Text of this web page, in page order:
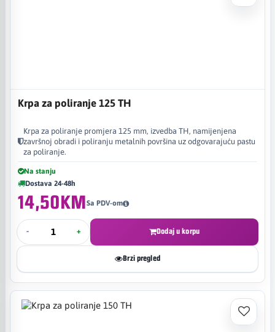
Krpa za poliranje 125 TH
Krpa za poliranje promjera 125 mm, izvedba TH, namijenjena
završnoj obradi i poliranju metalnih površina uz odgovarajuću pastu
za poliranje.
Na stanju
Dostava 24-48h
14,50KMSa PDV-om
- + Dodaj u korpu
Brzi pregled